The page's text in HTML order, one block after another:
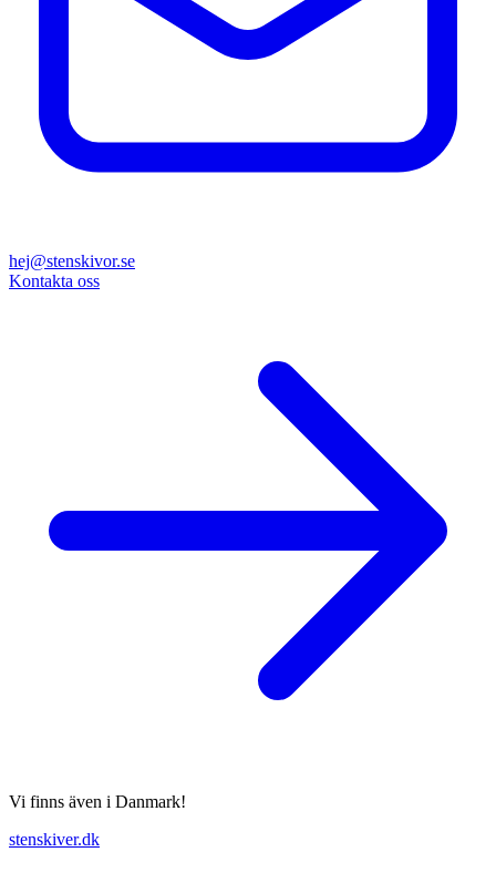
hej@stenskivor.se
Kontakta oss
Vi finns även i Danmark!
stenskiver.dk